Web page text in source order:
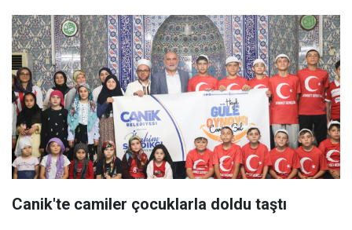
Canik'te camiler çocuklarla doldu taştı